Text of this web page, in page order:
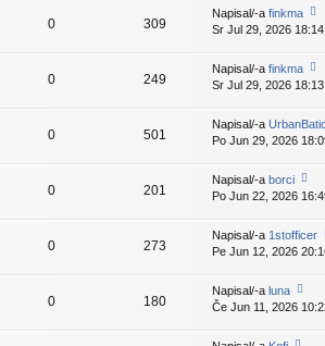
ej
z
d
nji
pr
is
p
e
0 309
Napisal/-a finkma
o
ej
z
d
nji
pr
is
e
k
Sr Jul 29, 2026 18:14
0 249
Napisal/-a finkma
o
ej
z
d
pr
is
p
e
Sr Jul 29, 2026 18:13
0 501
Napisal/-a UrbanBatic
Po Jun 29, 2026
0 201
Napisal/-a borci
o
ej
z
d
nji
pr
is
Po Jun 22, 2026
0 273
Napisal/-a 1stofficer
Pe Jun 12, 2026
0 180
Napisal/-a luna
o
ej
Če Jun 11, 2026